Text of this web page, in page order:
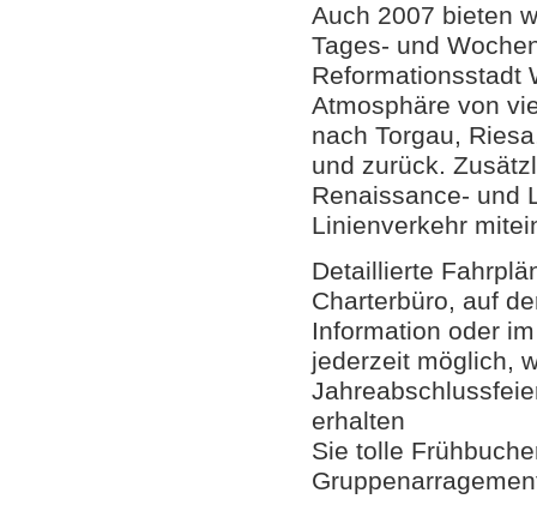
Auch 2007 bieten
Tages- und
Reformationsstadt
Atmosphäre von
nach Torgau,
und zurück.
Renaissance- und
Linienverkehr
Detaillierte
Charterbüro, auf
Information oder
jederzeit möglich,
erhalten
Sie tolle